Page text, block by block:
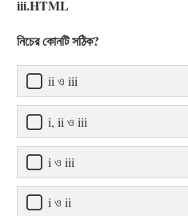
iii.HTML
নিচের কোনটি সঠিক?
ii ও iii
i, ii ও iii
i ও iii
i ও ii